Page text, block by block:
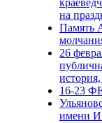
на
Память
26
16-23
имени